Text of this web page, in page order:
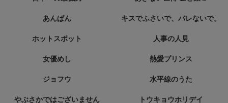
あんぱん キスでふさいで、バレないで。
ホットスポット 人事の人見
女優めし 熱愛プリンス
ジョフウ 水平線のうた
やぶさかではございません トウキョウホリデイ